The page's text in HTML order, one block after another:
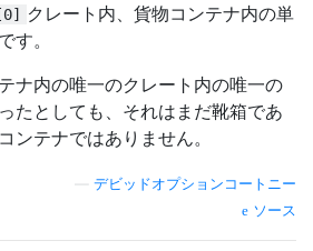
クレート内、貨物コンテナ内の単
す。
ナ内の唯一のクレート内の唯一の
たとしても、それはまだ靴箱であ
ンテナではありません。
デビッドオプションコートニー
ソース